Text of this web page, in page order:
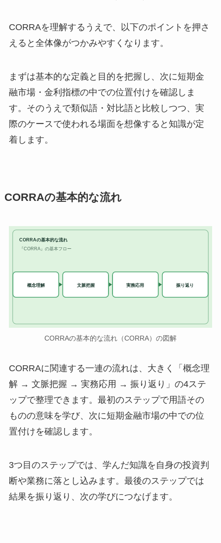
CORRAを理解するうえで、以下のポイントを押さ
えると全体像がつかみやすくなります。
まずは基本的な定義と目的を把握し、次に短期金
融市場・金利指標の中での位置付けを確認しま
す。そのうえで類似語・対比語と比較しつつ、実
際のケースで使われる場面を想像すると知識が定
着します。
CORRAの基本的な流れ
CORRAの基本的な流れ
『CORRA』の基本フロー
概念理解 文脈把握 実務応用 振り返り
CORRAの基本的な流れ（CORRA）の図解
CORRAに関連する一連の流れは、大きく「概念理
解 → 文脈把握 → 実務応用 → 振り返り」の4ステ
ップで整理できます。最初のステップで用語その
ものの意味を学び、次に短期金融市場の中での位
置付けを確認します。
3つ目のステップでは、学んだ知識を自身の投資判
断や業務に落とし込みます。最後のステップでは
結果を振り返り、次の学びにつなげます。